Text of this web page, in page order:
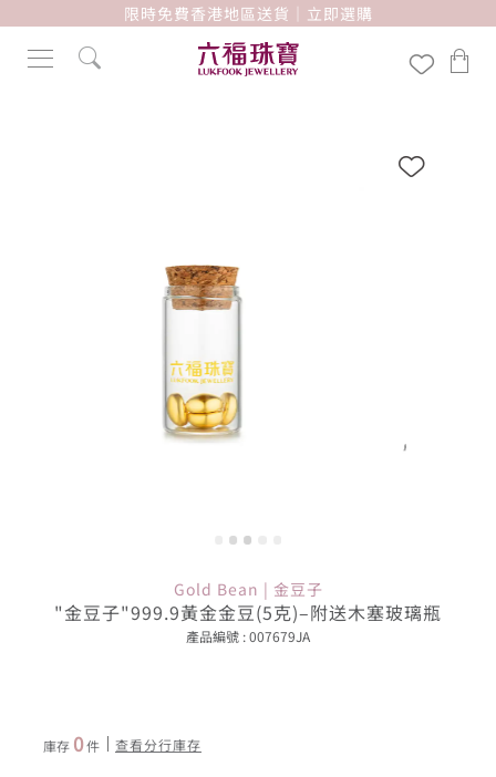
限時免費香港地區送貨｜立即選購
Gold Bean | 金豆子
"金豆子"999.9黃金金豆(5克)–附送木塞玻璃瓶
產品編號 : 007679JA
庫存 0件 查看分行庫存